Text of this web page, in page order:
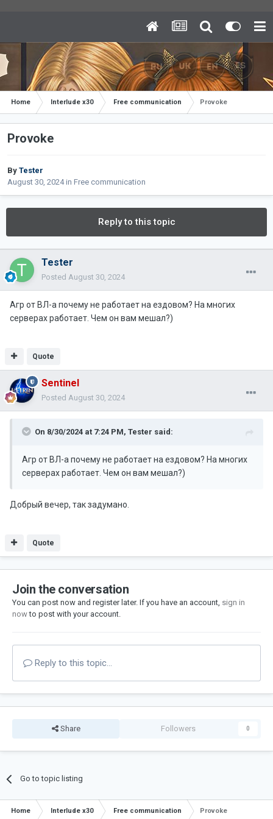
Home Interlude x30 Free communication Provoke
Provoke
By Tester
August 30, 2024in Free communication
Reply to this topic
Tester
Posted August 30, 2024
Агр от ВЛ-а почему не работает на ездовом? На многих
серверах работает. Чем он вам мешал?)
Quote
Sentinel
Posted August 30, 2024
On 8/30/2024 at 7:24 PM, Tester said:
Агр от ВЛ-а почему не работает на ездовом? На многих
серверах работает. Чем он вам мешал?)
Добрый вечер, так задумано.
Quote
Join the conversation
You can post now and register later. If you have an account, sign in
nowto post with your account.
Reply to this topic...
Share Followers 0
Go to topic listing
Home Interlude x30 Free communication Provoke